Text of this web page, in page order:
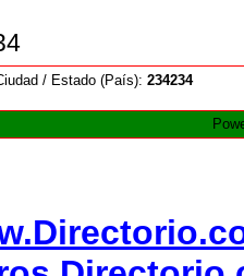
/ Estado (País):234234